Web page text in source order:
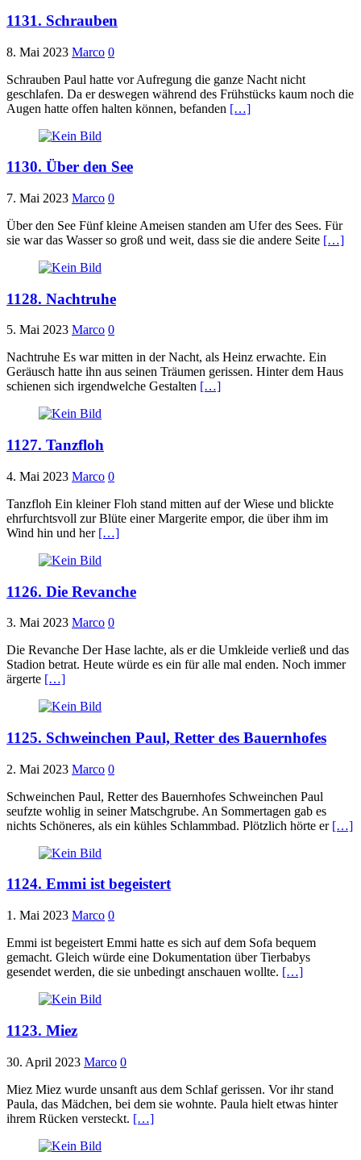
1131. Schrauben
8. Mai 2023 Marco 0
Schrauben Paul hatte vor Aufregung die ganze Nacht nicht
geschlafen. Da er deswegen während des Frühstücks kaum noch die
Augen hatte offen halten können, befanden […]
1130. Über den See
7. Mai 2023 Marco 0
Über den See Fünf kleine Ameisen standen am Ufer des Sees. Für
sie war das Wasser so groß und weit, dass sie die andere Seite […]
1128. Nachtruhe
5. Mai 2023 Marco 0
Nachtruhe Es war mitten in der Nacht, als Heinz erwachte. Ein
Geräusch hatte ihn aus seinen Träumen gerissen. Hinter dem Haus
schienen sich irgendwelche Gestalten […]
1127. Tanzfloh
4. Mai 2023 Marco 0
Tanzfloh Ein kleiner Floh stand mitten auf der Wiese und blickte
ehrfurchtsvoll zur Blüte einer Margerite empor, die über ihm im
Wind hin und her […]
1126. Die Revanche
3. Mai 2023 Marco 0
Die Revanche Der Hase lachte, als er die Umkleide verließ und das
Stadion betrat. Heute würde es ein für alle mal enden. Noch immer
ärgerte […]
1125. Schweinchen Paul, Retter des Bauernhofes
2. Mai 2023 Marco 0
Schweinchen Paul, Retter des Bauernhofes Schweinchen Paul
seufzte wohlig in seiner Matschgrube. An Sommertagen gab es
nichts Schöneres, als ein kühles Schlammbad. Plötzlich hörte er […]
1124. Emmi ist begeistert
1. Mai 2023 Marco 0
Emmi ist begeistert Emmi hatte es sich auf dem Sofa bequem
gemacht. Gleich würde eine Dokumentation über Tierbabys
gesendet werden, die sie unbedingt anschauen wollte. […]
1123. Miez
30. April 2023 Marco 0
Miez Miez wurde unsanft aus dem Schlaf gerissen. Vor ihr stand
Paula, das Mädchen, bei dem sie wohnte. Paula hielt etwas hinter
ihrem Rücken versteckt. […]